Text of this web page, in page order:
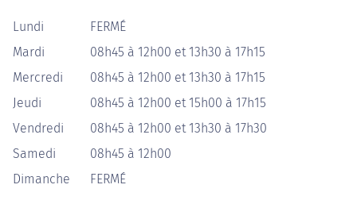
Lundi
FERMÉ
Mardi
08h45 à 12h00 et 13h30 à 17h15
Mercredi
08h45 à 12h00 et 13h30 à 17h15
Jeudi
08h45 à 12h00 et 15h00 à 17h15
Vendredi
08h45 à 12h00 et 13h30 à 17h30
Samedi
08h45 à 12h00
Dimanche
FERMÉ